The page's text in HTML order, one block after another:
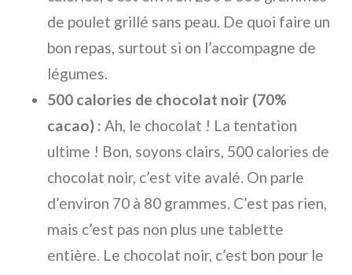
de poulet grillé sans peau. De quoi faire un
bon repas, surtout si on l’accompagne de
légumes.
500 calories de chocolat noir (70%
cacao) : Ah, le chocolat ! La tentation
ultime ! Bon, soyons clairs, 500 calories de
chocolat noir, c’est vite avalé. On parle
d’environ 70 à 80 grammes. C’est pas rien,
mais c’est pas non plus une tablette
entière. Le chocolat noir, c’est bon pour le